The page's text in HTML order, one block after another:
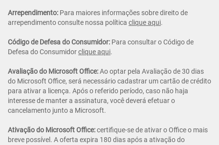
Arrependimento: Para maiores informações sobre direito de
arrependimento consulte nossa política clique aqui.
Código de Defesa do Consumidor: Para consultar o Código de
Defesa do Consumidorclique aqui.
Avaliação do Microsoft Office:Ao optar pela Avaliação de 30 dias
do Microsoft Office, será necessário cadastrar um cartão de crédito
para ativar a licença. Após o referido período, caso não haja
interesse de manter a assinatura, você deverá efetuar o
cancelamento junto a Microsoft.
Ativação do Microsoft Office:certifique-se de ativar o Office o mais
breve possível. A oferta expira 180 dias após a ativação do